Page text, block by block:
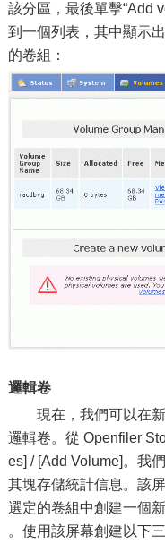
該分區，最後單擊“Add
到一個列表，其中顯示
的卷組：
邏輯卷
現在，我們可以在
邏輯卷。從 Openfiler
es] / [Add Volume]。我
其塊存儲統計信息。該
選定的卷組中創建一個
。使用該屏幕創建以下